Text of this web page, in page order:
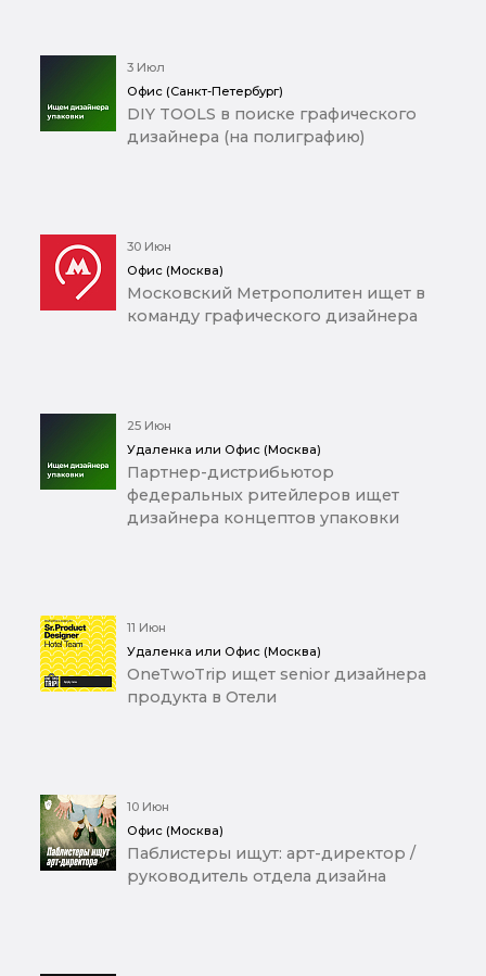
3 Июл
Офис (Санкт-Петербург)
DIY TOOLS в поиске графического
дизайнера (на полиграфию)
30 Июн
Офис (Москва)
Московский Метрополитен ищет в
команду графического дизайнера
25 Июн
Удаленка или Офис (Москва)
Партнер-дистрибьютор
федеральных ритейлеров ищет
дизайнера концептов упаковки
11 Июн
Удаленка или Офис (Москва)
OneTwoTrip ищет senior дизайнера
продукта в Отели
10 Июн
Офис (Москва)
Паблистеры ищут: арт-директор /
руководитель отдела дизайна